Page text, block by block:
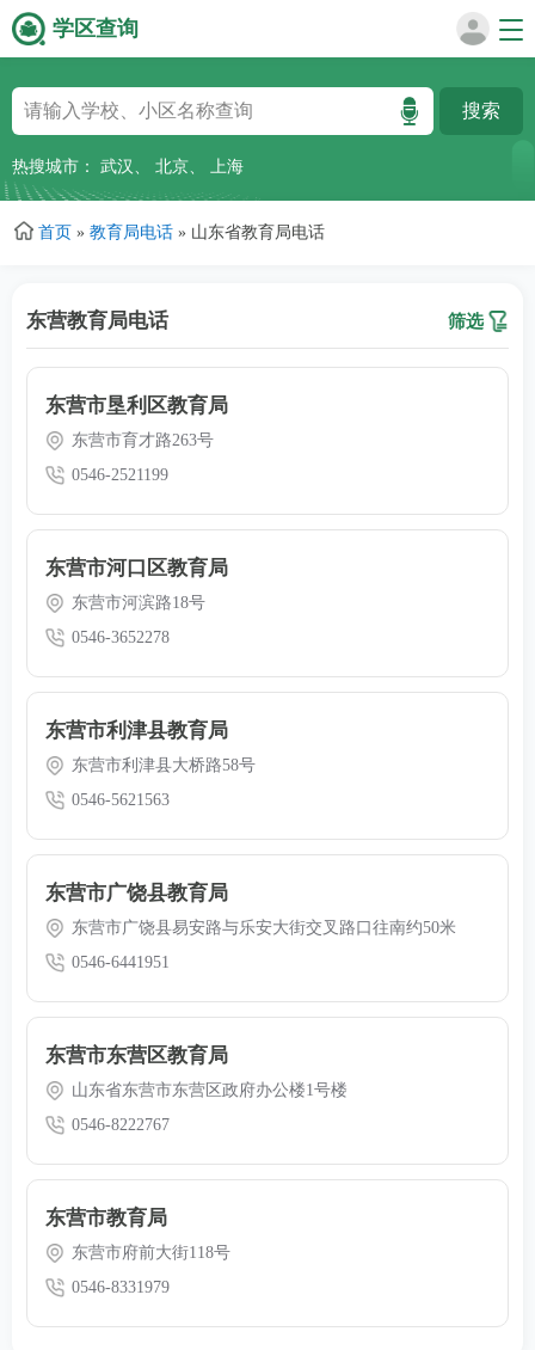
到
主
要
容
学区查询
热搜城市： 武汉 、 北京、 上海
首页 » 教育局电话 » 山东省教育局电话
东营教育局电话 筛选
东营市垦利区教育局
东营市育才路263号
0546-2521199
东营市河口区教育局
东营市河滨路18号
0546-3652278
东营市利津县教育局
东营市利津县大桥路58号
0546-5621563
东营市广饶县教育局
东营市广饶县易安路与乐安大街交叉路口往南约50米
0546-6441951
东营市东营区教育局
山东省东营市东营区政府办公楼1号楼
0546-8222767
东营市教育局
东营市府前大街118号
0546-8331979